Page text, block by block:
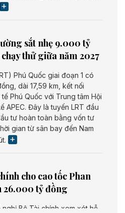
sắt nhẹ 9.000 tỷ
thử giữa năm 2027
Phú Quốc giai đoạn 1 có
dài 17,59 km, kết nối
Phú Quốc với Trung tâm Hội
APEC. Đây là tuyến LRT đầu
tư hoàn toàn bằng vốn tư
gian từ sân bay đến Nam
cho cao tốc Phan
26.000 tỷ đồng
nghị Bộ Tài chính xem xét hỗ